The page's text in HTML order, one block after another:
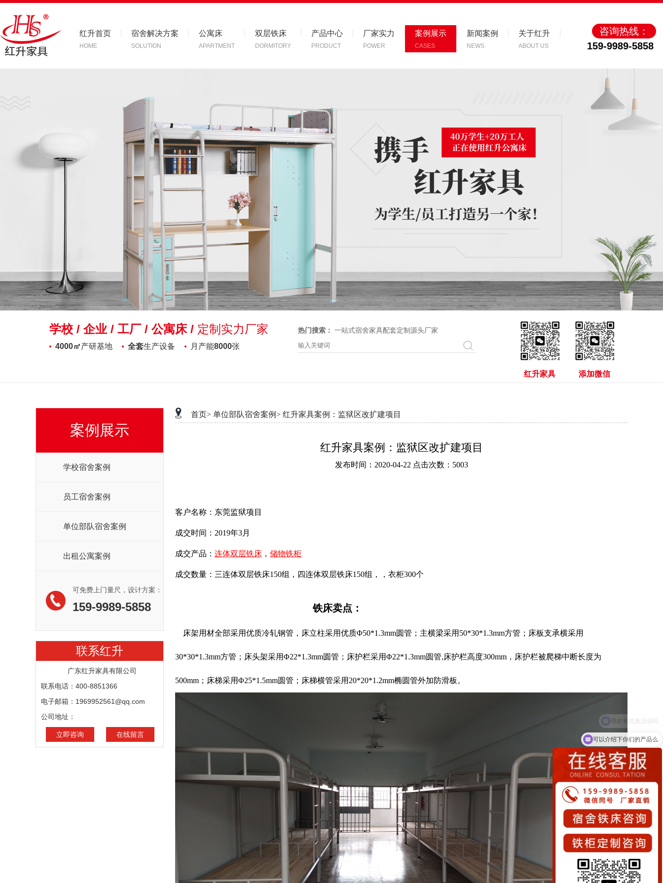
红升首页
HOME
宿舍解决方案
SOLUTION
公寓床
APARTMENT
双层铁床
DORMITORY
产品中心
PRODUCT
厂家实力
POWER
案例展示
CASES
新闻案例
NEWS
关于红升
ABOUT US
咨询热线：
159-9989-5858
学校 / 企业 / 工厂 / 公寓床 / 定制实力厂家
4000㎡产研基地 全套生产设备 月产能8000张
热门搜索： 一站式宿舍家具配套定制源头厂家
添加微信
红升家具
案例展示
学校宿舍案例
员工宿舍案例
单位部队宿舍案例
出租公寓案例
可免费上门量尺，设计方案：
159-9989-5858
联系红升
广东红升家具有限公司
联系电话：400-8851366
电子邮箱：1969952561@qq.com
公司地址：
立即咨询 在线留言
首页> 单位部队宿舍案例> 红升家具案例：监狱区改扩建项目
红升家具案例：监狱区改扩建项目
发布时间：2020-04-22 点击次数：5003
客户名称：东莞监狱项目
成交时间：2019年3月
成交产品： 连体双层铁床 ， 储物铁柜
成交数量：三连体双层铁床150组，四连体双层铁床150组，，衣柜300个
铁床卖点：
床架用材全部采用优质冷轧钢管，床立柱采用优质Φ50*1.3mm圆管；主横梁采用50*30*1.3mm方管；床板支承横采用
30*30*1.3mm方管；床头架采用Φ22*1.3mm圆管；床护栏采用Φ22*1.3mm圆管,床护栏高度300mm，床护栏被爬梯中断长度为
500mm；床梯采用Φ25*1.5mm圆管；床梯横管采用20*20*1.2mm椭圆管外加防滑板。
可以介绍下你们的产品么